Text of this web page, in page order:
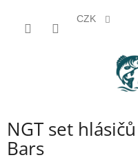
CZK
NGT set
Bars